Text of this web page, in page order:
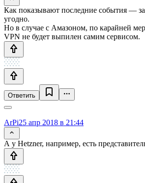
Как показывают последние события —
угодно.
Но в случае с Амазоном, по карайней
VPN не будет выпилен самим сервисом.
Ответить
ArPi25 апр 2018 в 21:44
А у Hetzner, например, есть